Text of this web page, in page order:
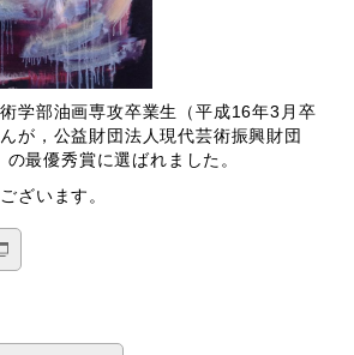
学部油画専攻卒業生（平成16年3月卒
が，公益財団法人現代芸術振興財団
の最優秀賞に選ばれました。
ざいます。